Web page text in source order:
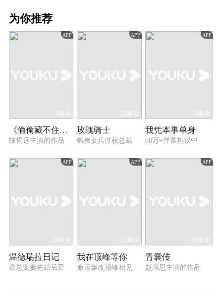
为你推荐
APP
4集全
《偷偷藏不住》心动幕后特辑
陈哲远主演的作品
APP
23集全
玫瑰骑士
飒爽女兵俘获总裁
APP
24集全
我凭本事单身
60万+弹幕热议中
APP
24集全
温德瑞拉日记
霸总宠妻先婚后爱
APP
23集全
我在顶峰等你
命运爆改顶峰相见
APP
36集全
青囊传
赵露思主演的作品